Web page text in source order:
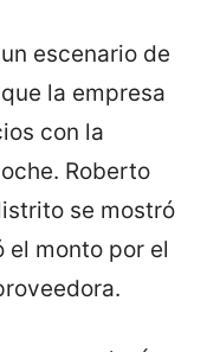
escenario de
la empresa
con la
Roberto
se mostró
el monto por el